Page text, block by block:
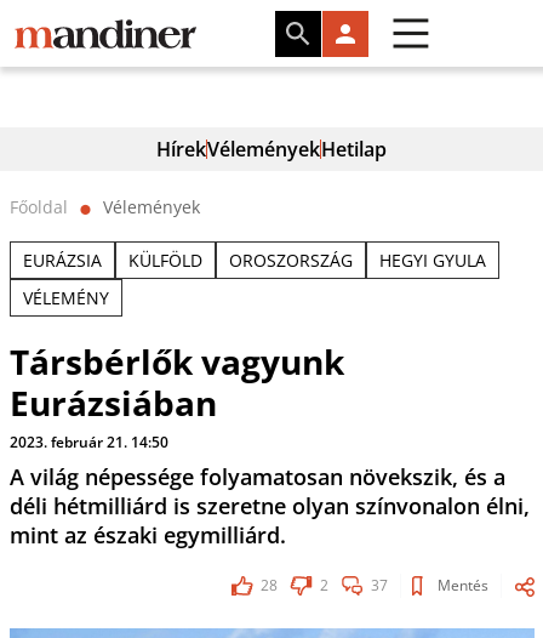
HírekVéleményekHetilap
Főoldal ⬤ Vélemények
EURÁZSIA KÜLFÖLD OROSZORSZÁG
HEGYI GYULA
VÉLEMÉNY
Társbérlők vagyunk
Eurázsiában
2023. február 21. 14:50
A világ népessége folyamatosan növekszik, és a
déli hétmilliárd is szeretne olyan színvonalon élni,
mint az északi egymilliárd.
28 2 37 Mentés